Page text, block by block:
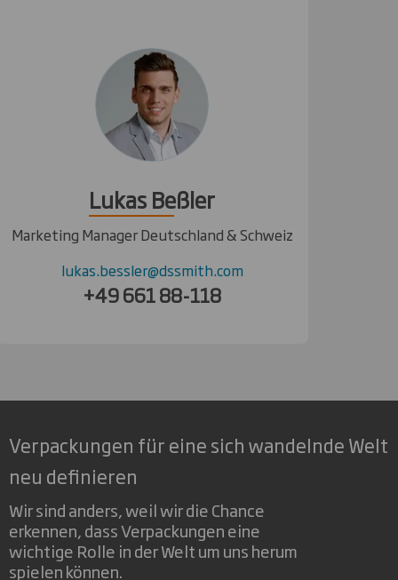
Lukas Beßler
Marketing Manager Deutschland & Schweiz
lukas.bessler@dssmith.com
+49 661 88-118
Verpackungen für eine sich wandelnde Welt
neu definieren
Wir sind anders, weil wir die Chance
erkennen, dass Verpackungen eine
wichtige Rolle in der Welt um uns herum
spielen können.